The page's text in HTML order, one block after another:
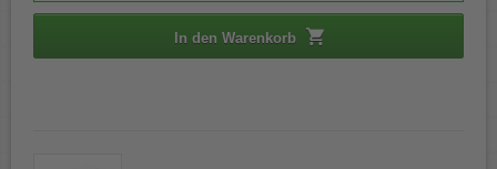
In den Warenkorb